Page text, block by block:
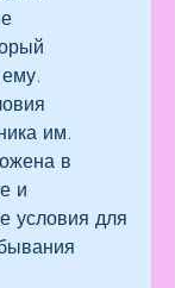
им.
в
и
условия для